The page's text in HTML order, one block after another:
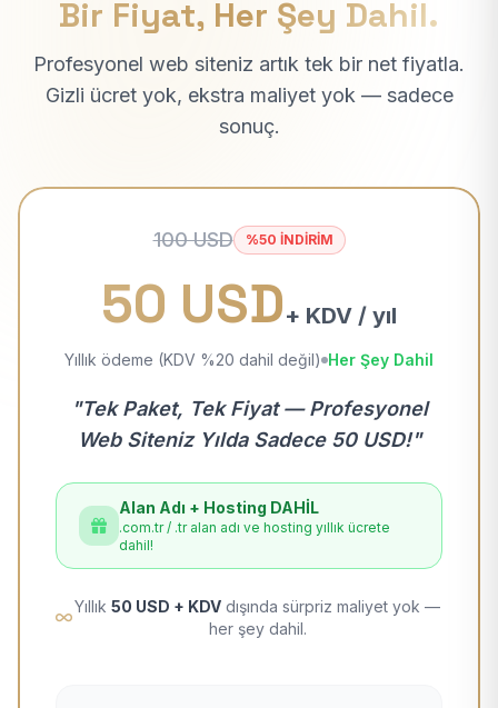
Bir Fiyat, Her Şey Dahil.
Profesyonel web siteniz artık tek bir net fiyatla.
Gizli ücret yok, ekstra maliyet yok — sadece
sonuç.
100 USD %50 İNDİRİM
50 USD+ KDV / yıl
Yıllık ödeme (KDV %20 dahil değil) Her Şey Dahil
"Tek Paket, Tek Fiyat — Profesyonel
Web Siteniz Yılda Sadece 50 USD!"
Alan Adı + Hosting DAHİL
.com.tr / .tr alan adı ve hosting yıllık ücrete
dahil!
Yıllık 50 USD + KDV dışında sürpriz maliyet yok —
her şey dahil.